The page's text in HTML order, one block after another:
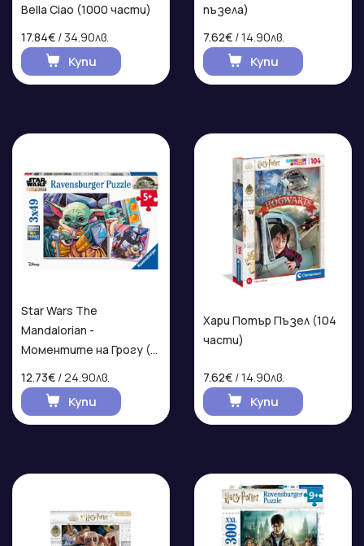
Bella Ciao (1000 части)
17.84€ / 34.90лв.
Купи
пъзела)
7.62€ / 14.90лв.
Купи
Star Wars The
Mandalorian -
Моментите на Грогу (3
12.73€ / 24.90лв.
Купи
Хари Потър Пъзел (104
части)
7.62€ / 14.90лв.
Купи